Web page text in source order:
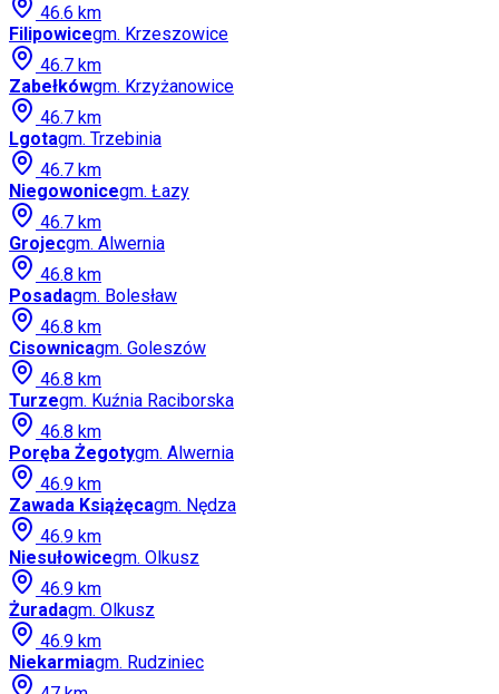
46.6 km
Filipowicegm. Krzeszowice
46.7 km
Zabełkówgm. Krzyżanowice
46.7 km
Lgotagm. Trzebinia
46.7 km
Niegowonicegm. Łazy
46.7 km
Grojecgm. Alwernia
46.8 km
Posadagm. Bolesław
46.8 km
Cisownicagm. Goleszów
46.8 km
Turzegm. Kuźnia Raciborska
46.8 km
Poręba Żegotygm. Alwernia
46.9 km
Zawada Książęcagm. Nędza
46.9 km
Niesułowicegm. Olkusz
46.9 km
Żuradagm. Olkusz
46.9 km
Niekarmiagm. Rudziniec